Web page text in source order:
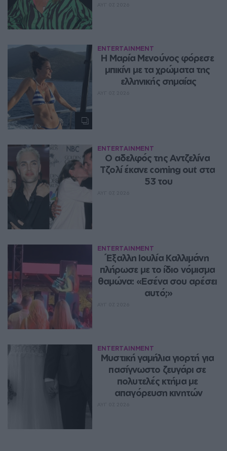
ENTERTAINMENT
Η Μαρία Μενούνος φόρεσε
μπικίνι με τα χρώματα της
ελληνικής σημαίας
ENTERTAINMENT
Ο αδελφός της Αντζελίνα
Τζολί έκανε coming out στα
53 του
ENTERTAINMENT
Έξαλλη Ιουλία Καλλιμάνη
πλήρωσε με το ίδιο νόμισμα
θαμώνα: «Εσένα σου αρέσει
αυτό;»
ENTERTAINMENT
Μυστική γαμήλια γιορτή για
πασίγνωστο ζευγάρι σε
πολυτελές κτήμα με
απαγόρευση κινητών